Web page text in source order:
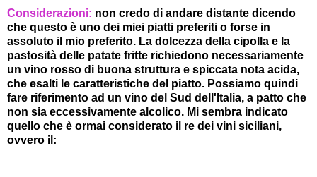
Considerazioni: non credo di andare distante dicendo
che questo è uno dei miei piatti preferiti o forse in
assoluto il mio preferito. La dolcezza della cipolla e la
pastosità delle patate fritte richiedono necessariamente
un vino rosso di buona struttura e spiccata nota acida,
che esalti le caratteristiche del piatto. Possiamo quindi
fare riferimento ad un vino del Sud dell'Italia, a patto che
non sia eccessivamente alcolico. Mi sembra indicato
quello che è ormai considerato il re dei vini siciliani,
ovvero il: